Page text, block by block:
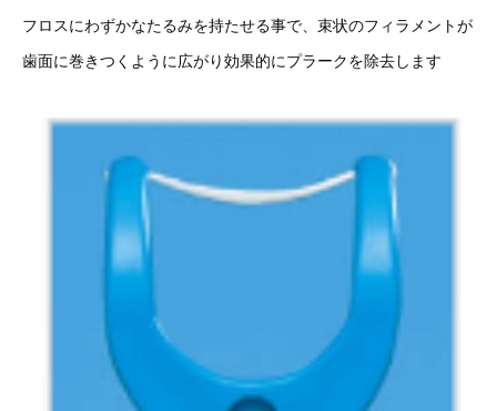
フロスにわずかなたるみを持たせる事で、束状のフィラメントが
歯面に巻きつくように広がり効果的にプラークを除去します